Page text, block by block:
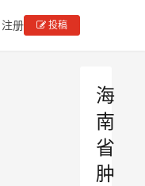
注册 投稿
海
南
省
肿